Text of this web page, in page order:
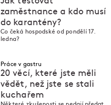
zaměstnance a kdo musí
do karantény?
Co čeká hospodské od pondělí 17.
ledna?
Práce v gastru
20 věcí, které jste měli
vědět, než jste se stali
kuchařem